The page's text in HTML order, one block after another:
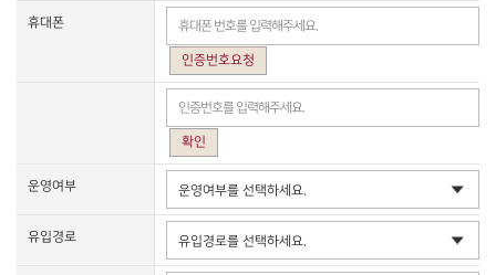
인증번호요청
확인